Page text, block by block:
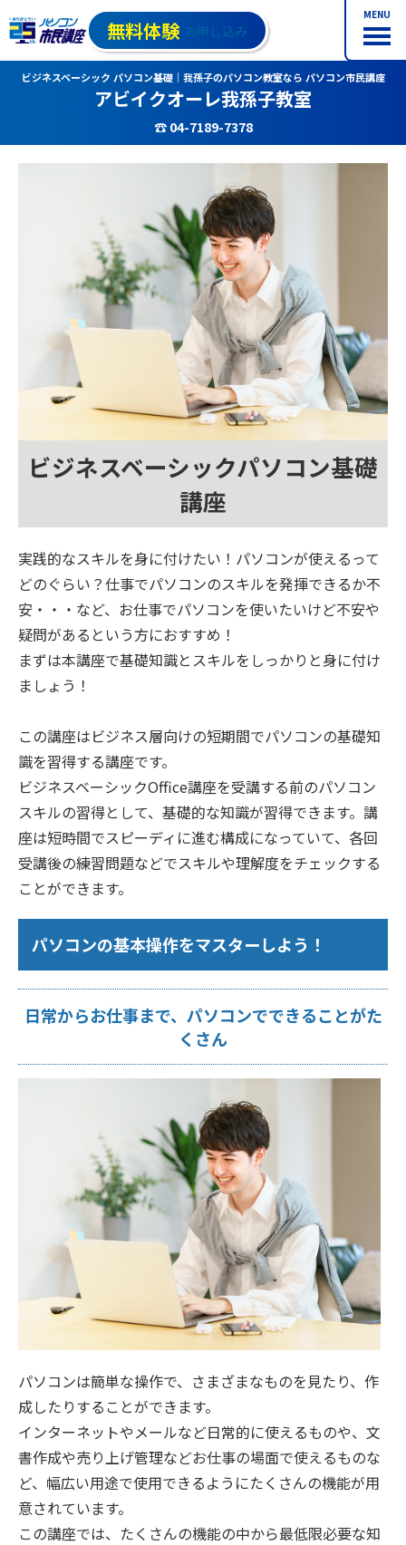
MENU
無料体験 お申し込み
ビジネスベーシック パソコン基礎｜我孫子のパソコン教室なら パソコン市民講座
アビイクオーレ我孫子教室
☎ 04-7189-7378
ビジネスベーシックパソコン基礎
講座
実践的なスキルを身に付けたい！パソコンが使えるって
どのぐらい？仕事でパソコンのスキルを発揮できるか不
安・・・など、お仕事でパソコンを使いたいけど不安や
疑問があるという方におすすめ！
まずは本講座で基礎知識とスキルをしっかりと身に付け
ましょう！
この講座はビジネス層向けの短期間でパソコンの基礎知
識を習得する講座です。
ビジネスベーシックOffice講座を受講する前のパソコン
スキルの習得として、基礎的な知識が習得できます。講
座は短時間でスピーディに進む構成になっていて、各回
受講後の練習問題などでスキルや理解度をチェックする
ことができます。
パソコンの基本操作をマスターしよう！
日常からお仕事まで、パソコンでできることがた
くさん
パソコンは簡単な操作で、さまざまなものを見たり、作
成したりすることができます。
インターネットやメールなど日常的に使えるものや、文
書作成や売り上げ管理などお仕事の場面で使えるものな
ど、幅広い用途で使用できるようにたくさんの機能が用
意されています。
この講座では、たくさんの機能の中から最低限必要な知